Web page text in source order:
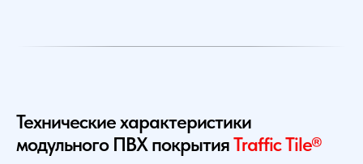
Технические характеристики
модульного ПВХ покрытияTraffic Tile®